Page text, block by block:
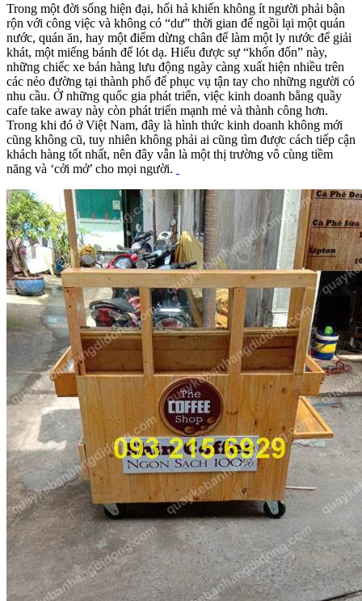
Trong một đời sống hiện đại, hối hả khiến không ít người phải bận
rộn với công việc và không có “dư” thời gian để ngồi lại một quán
nước, quán ăn, hay một điểm dừng chân để làm một ly nước để giải
khát, một miếng bánh để lót dạ. Hiểu được sự “khốn đốn” này,
những chiếc xe bán hàng lưu động ngày càng xuất hiện nhiều trên
các nẻo đường tại thành phố để phục vụ tận tay cho những người có
nhu cầu. Ở những quốc gia phát triển, việc kinh doanh bằng quầy
cafe take away này còn phát triển mạnh mẻ và thành công hơn.
Trong khi đó ở Việt Nam, đây là hình thức kinh doanh không mới
cũng không cũ, tuy nhiên không phải ai cũng tìm được cách tiếp cận
khách hàng tốt nhất, nên đây vẫn là một thị trường vô cùng tiềm
năng và ‘cởi mở’ cho mọi người.